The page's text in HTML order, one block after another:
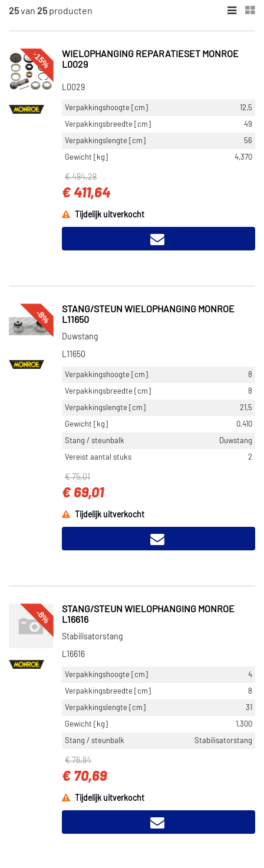
Stang/Steun wielophanging (22)
Wielophanging reparatieset (3)
STANG / STEUNBALK
Stabilisatorstang (10)
Duwstang (3)
Zuigerstang (2)
Koppelstang (2)
25van 25 producten
-15%
WIELOPHANGING REPARATIESET MONROE
L0029
L0029
Verpakkingshoogte [cm]
12,5
Verpakkingsbreedte [cm]
49
Verpakkingslengte [cm]
56
Gewicht [kg]
4,370
€ 484,28
€ 411,64
Tijdelijk uitverkocht
-8%
STANG/STEUN WIELOPHANGING MONROE
L11650
Duwstang
L11650
Verpakkingshoogte [cm]
8
Verpakkingsbreedte [cm]
8
Verpakkingslengte [cm]
21,5
Gewicht [kg]
0,410
Stang / steunbalk
Duwstang
Vereist aantal stuks
2
€ 75,01
€ 69,01
Tijdelijk uitverkocht
-8%
STANG/STEUN WIELOPHANGING MONROE
L16616
Stabilisatorstang
L16616
Verpakkingshoogte [cm]
4
Verpakkingsbreedte [cm]
8
Verpakkingslengte [cm]
31
Gewicht [kg]
1,300
Stang / steunbalk
Stabilisatorstang
€ 76,84
€ 70,69
Tijdelijk uitverkocht